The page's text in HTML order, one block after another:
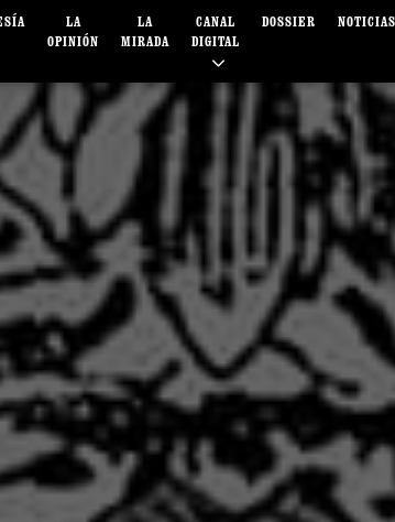
LA
OPINIÓN
LA
MIRADA
CANAL
DIGITAL
DOSSIER NOTICIAS